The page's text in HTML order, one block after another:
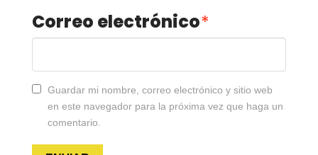
Correo electrónico*
Guardar mi nombre, correo electrónico y sitio web
en este navegador para la próxima vez que haga un
comentario.